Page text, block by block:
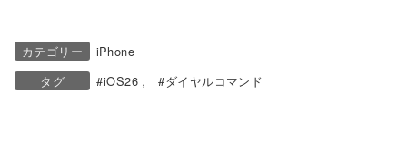
カテゴリー
iPhone
タグ
iOS26 ダイヤルコマンド